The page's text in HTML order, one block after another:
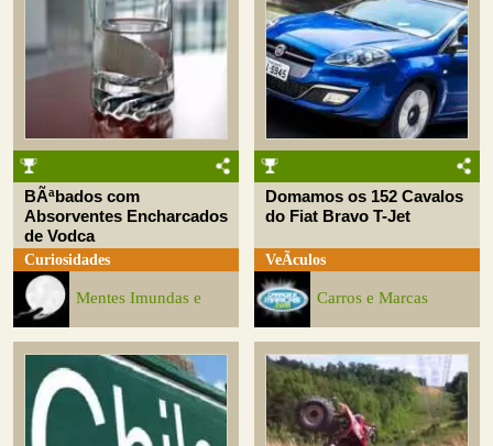
BÃªbados com
Absorventes Encharcados
de Vodca
Curiosidades
Mentes Imundas e
Domamos os 152 Cavalos
do Fiat Bravo T-Jet
VeÃ­culos
Carros e Marcas